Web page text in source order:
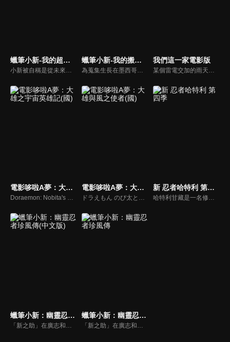
蠟筆小新-我的超時空新娘
小新被自稱是從未來來的女人帶走了！風間等人為了救出小新，也跟著前往未來。原來在未來地球被巨大隕石群撞上，天空一片黑暗，金有電機的老闆金有增藏於是藉機大賺黑心錢，神祕女子就是他的女兒民子，也是小新未來的未婚妻！長大後的小新，看到世界一片黑暗，決心要讓世界變得更明亮！
蠟筆小新-我的搬家物語 仙人掌大襲撃(國)
為蒐集生長在墨西哥的仙人掌果實，爸爸廣志被公司命令調派到墨西哥，全家因此搬去墨西哥。他們來到一座名為「亥喀益尺拉本旦」的城市，鄰居們個個都很有特色，原以為即將展開快樂的生活…沒想到等著他們的是食人殺手仙人掌！小新和墨西哥的鄰居們，是否能克服這個窮途末路的大危機？！
我們這一家電影版
某個雷電交加的雨天，「媽媽」和「橘子」同時遭巨雷擊中，兩人的身體更因此被對調過來！從這一天開始，立花家展開了一段不可思議的生活。突然變成媽媽的「橘子」，變成橘子的「媽媽」；另一方面，爸爸和柚子則不斷尋找著能讓母女倆變回來的方法…
電影哆啦A夢：大雄之宇宙英雄記(國)
Doraemon: Nobita's Space Hero Record of Space Heroes
電影哆啦A夢：大雄與風之使者(國)
ドラえもん のび太とふしぎ風使い
新 忍者哈特利 第四季
哈特利甘藏是一名修行的伊賀流少年忍者，從伊賀到東京市區，並寄居在三葉家。作品描述哈特利與家中獨子健一的友情等，並介紹許多忍術，由於忍者出現在現代社會而引來騷動，亦牽涉到兩大忍者流派—伊賀流與甲賀流的對立。
蠟筆小新：幽靈忍者珍風傳(中文版) 蠟筆小新：幽靈忍者珍風傳